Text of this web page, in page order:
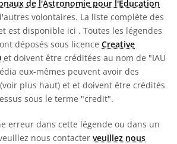
de l'Astronomie pour l'Education
volontaires. La liste complète des
est disponible ici . Toutes les légendes
déposés sous licence Creative
et doivent être créditées au nom de "IAU
eux-mêmes peuvent avoir des
plus haut) et et doivent être crédités
sous le terme "credit".
erreur dans cette légende ou dans un
nous contacter veuillez nous